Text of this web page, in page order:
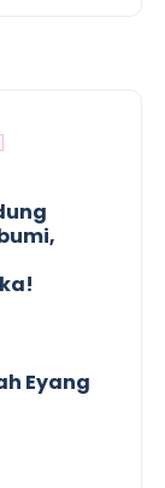
Eyang